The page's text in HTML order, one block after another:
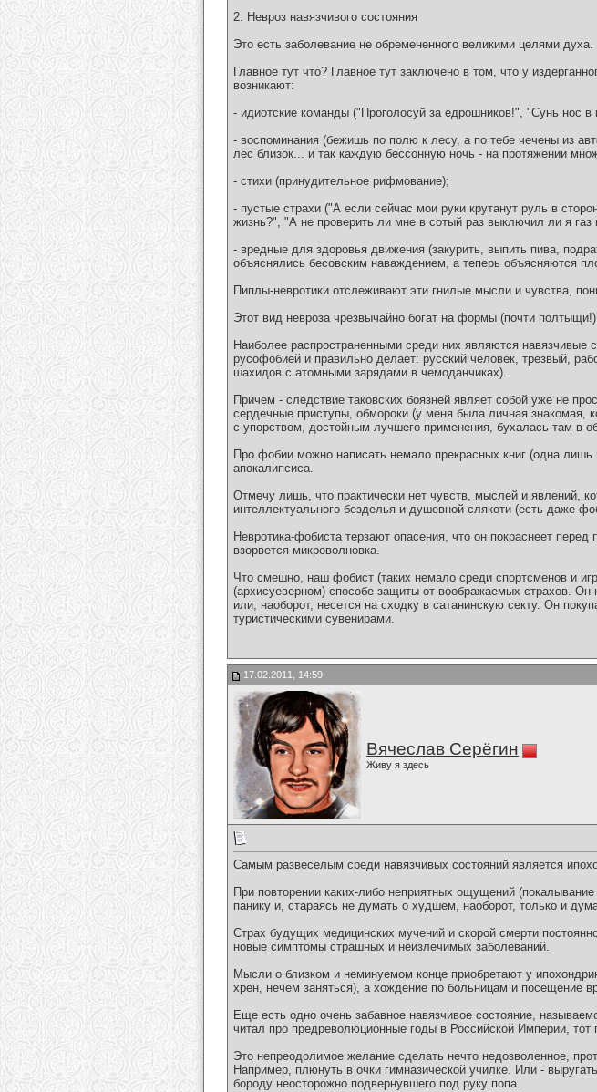
2. Невроз навязчивого состояния
Это есть заболевание не обремененного великими целями духа.
Главное тут что? Главное тут заключено в том, что у
возникают:
- идиотские команды ("Проголосуй за едрошников!", "Сунь нос
- воспоминания (бежишь по полю к лесу, а по тебе чечены из
лес близок... и так каждую бессонную ночь - на протяжении
- стихи (принудительное рифмование);
- пустые страхи ("А если сейчас мои руки крутанут руль в
жизнь?", "А не проверить ли мне в сотый раз выключил ли я газ
- вредные для здоровья движения (закурить, выпить пива,
объяснялись бесовским наваждением, а теперь объясняются
Пиплы-невротики отслеживают эти гнилые мысли и чувства,
Этот вид невроза чрезвычайно богат на формы (почти
Наиболее распространенными среди них являются
русофобией и правильно делает: русский человек, трезвый,
шахидов с атомными зарядами в чемоданчиках).
Причем - следствие таковских боязней являет собой уже не
сердечные приступы, обмороки (у меня была личная знакомая,
с упорством, достойным лучшего применения, бухалась там в
Про фобии можно написать немало прекрасных книг (одна
апокалипсиса.
Отмечу лишь, что практически нет чувств, мыслей и явлений,
интеллектуального безделья и душевной слякоти (есть даже
Невротика-фобиста терзают опасения, что он покраснеет
взорвется микроволновка.
Что смешно, наш фобист (таких немало среди спортсменов и
(архисуеверном) способе защиты от воображаемых страхов. Он
или, наоборот, несется на сходку в сатанинскую секту. Он
туристическими сувенирами.
17.02.2011, 14:59
Вячеслав Серёгин
Живу я здесь
Самым развеселым среди навязчивых состояний является
При повторении каких-либо неприятных ощущений
панику и, стараясь не думать о худшем, наоборот, только и
Страх будущих медицинских мучений и скорой смерти
новые симптомы страшных и неизлечимых заболеваний.
Мысли о близком и неминуемом конце приобретают у
хрен, нечем заняться), а хождение по больницам и посещение
Еще есть одно очень забавное навязчивое состояние,
читал про предреволюционные годы в Российской Империи, тот
Это непреодолимое желание сделать нечто недозволенное,
Например, плюнуть в очки гимназической училке. Или -
бороду неосторожно подвернувшего под руку попа.